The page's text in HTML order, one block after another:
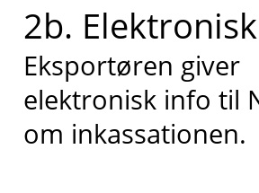
2b.
Eksportøren giver
elektronisk info til
om inkassationen.